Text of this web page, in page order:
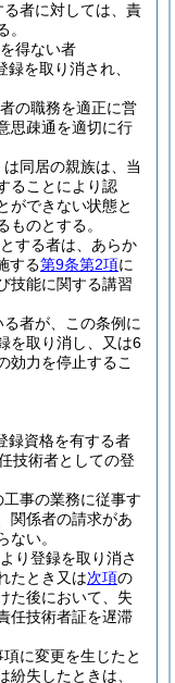
者に対しては、責
得ない者
を取り消され、
の職務を適正に営
思疎通を適切に行
同居の親族は、当
ることにより認
ができない状態と
ものとする。
する者は、あらか
する第9条第2項に
技能に関する講習
者が、この条例に
を取り消し、又は6
効力を停止するこ
録資格を有する者
技術者としての登
事の業務に従事す
関係者の請求があ
ない。
り登録を取り消さ
たとき又は次項の
た後において、失
任技術者証を遅滞
に変更を生じたと
紛失したときは、